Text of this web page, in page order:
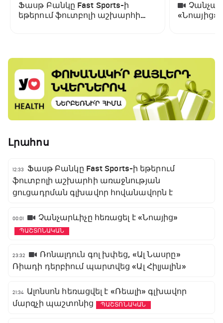
Ֆասթ Բանկը Fast Sports-ի
եթերում ֆուտբոլի աշխարհի
«Նոայից»
Լրահոս
12:33
Ֆասթ Բանկը Fast Sports-ի եթերում
ֆուտբոլի աշխարհի առաջնության
ցուցադրման գլխավոր հովանավորն է
00:01 Չանչարևիչը հեռացել է «Նոայից»
ՊԱՇՏՈՆԱԿԱՆ
23:32
Ռոնալդուն գոլ խփեց, «Ալ Նասրը»
Ռիադի դերբիում պարտվեց «Ալ Հիլյալին»
21:34 Ալոնսոն հեռացվել է «Ռեալի» գլխավոր
մարզչի պաշտոնից
ՊԱՇՏՈՆԱԿԱՆ